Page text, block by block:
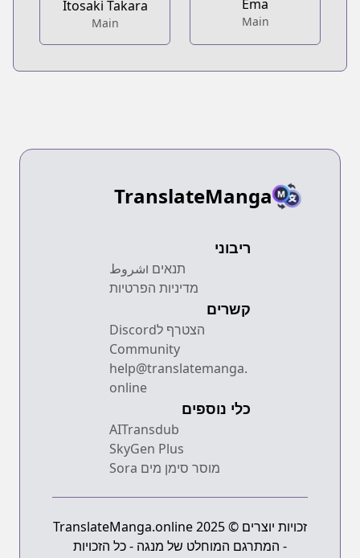
Ema
Main
Itosaki Takara
Main
TranslateManga
ריבוני
תנאים וشروط
מדיניות הפרטיות
קשרים
הצטרף לDiscord
Community
help@translatemanga.
online
כלי נוספים
AITransdub
SkyGen Plus
מוסר סימן מים Sora
זכויות יוצרים © 2025 TranslateManga.online
- המתרגם המוחלט של מנגה - כל הזכויות